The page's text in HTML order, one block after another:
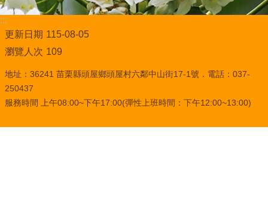
:::
更新日期 115-08-05
瀏覽人次 109
地址：36241 苗栗縣頭屋鄉頭屋村六鄰中山街17-1號．電話：037-
250437
服務時間 上午08:00~下午17:00(彈性上班時間：下午12:00~13:00)